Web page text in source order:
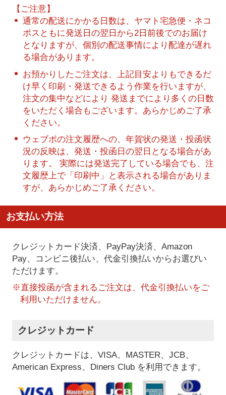
【ご注意】
通常の配送にかかる日数は、ヤマト宅急便・ネコ
ポスともに発送日の翌日から2日前後でのお届け
となりますが、個別の配送事情により配達が遅れ
る場合があります。
お預かりしたご注文は、上記目安よりもできるだ
け早く印刷・発送できるよう作業を行いますが、
注文の集中などにより 発送までにより多くの日数
をいただく場合もございます。あらかじめご了承
ください。
ウェブポの注文履歴への、年賀状の発送・投函状
況の反映は、発送・投函日の翌日となる場合があ
ります。 実際には発送完了している場合でも、注
文履歴上で「印刷中」と表示される場合がありま
すが、あらかじめご了承ください。
お支払い方法
クレジットカード決済、PayPay決済、Amazon
Pay、コンビニ後払い、代金引換払いからお選びい
ただけます。
※直接投函が含まれるご注文は、代金引換払いをご
利用いただけません。
クレジットカード
クレジットカードは、VISA、MASTER、JCB、
American Express、Diners Club を利用できます。